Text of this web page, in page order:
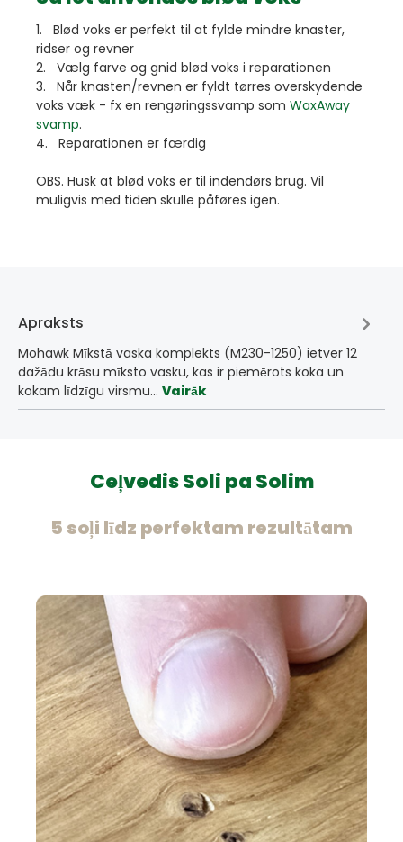
1. Blød voks er perfekt til at fylde mindre knaster,
ridser og revner
2. Vælg farve og gnid blød voks i reparationen
3. Når knasten/revnen er fyldt tørres overskydende
voks væk - fx en rengøringssvamp som WaxAway
svamp.
4. Reparationen er færdig
OBS. Husk at blød voks er til indendørs brug. Vil
muligvis med tiden skulle påføres igen.
Apraksts
Mohawk Mīkstā vaska komplekts (M230-1250) ietver 12
dažādu krāsu mīksto vasku, kas ir piemērots koka un
kokam līdzīgu virsmu… Vairāk
Ceļvedis Soli pa Solim
5 soļi līdz perfektam rezultātam